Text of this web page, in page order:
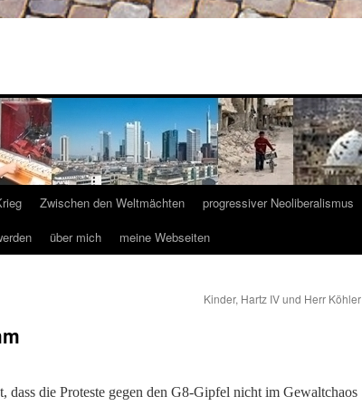
Zwischen den Weltmächten progressiver Neoliberalismus
über mich meine Webseiten
Kinder, Hartz IV und Herr Köhler
dass die Proteste gegen den G8-Gipfel nicht im Gewaltchaos